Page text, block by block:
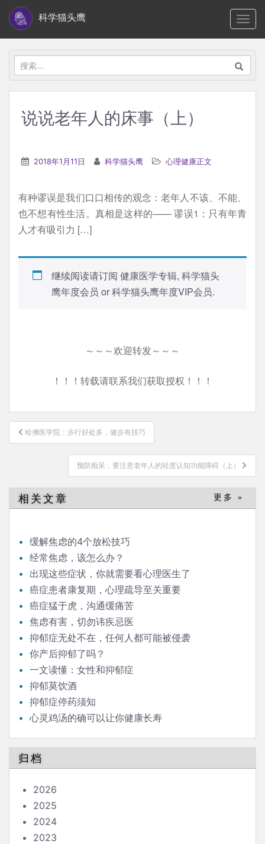
i
科学猫头鹰
搜
索：
说说老年人的床事（上）
2018年1月11日 科学猫头鹰 心理健康正文
有种谬误是我们口口相传的观念：老年人不该、不能、
也不想有性生活。真相是这样的—— 谬误1：只有年青
人才有吸引力 […]
继续阅读请订阅 健康医学专辑, 科学猫头
鹰年度会员 or科学猫头鹰年度VIP会员.
～～～欢迎转发～～～
！！！转载请联系我们获取授权！！！
文
章
哈佛医学院：步行好处多，健步有技巧
预防痴呆，要注意老年人的轻度认知功能障碍（上）
相关文章 更多 »
缓解焦虑的4个放松技巧
经常焦虑，该怎么办？
出现这些症状，你就需要看心理医生了
癌症患者康复期，心理疏导至关重要
癌症猛于虎，沟通缓痛苦
焦虑有害，切勿讳疾忌医
抑郁症无处不在，任何人都可能被侵袭
你产后抑郁了吗？
一文读懂：女性和抑郁症
抑郁莫饮酒
抑郁症停药须知
心灵鸡汤的确可以让你健康长寿
归档
2026
2025
2024
2023